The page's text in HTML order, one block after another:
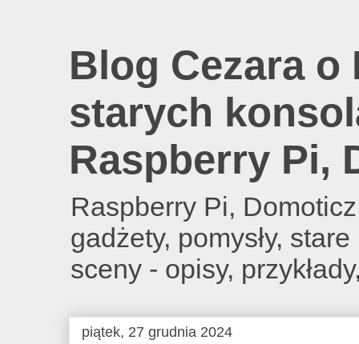
Blog Cezara o
starych
Raspberry Pi,
Raspberry Pi,
gadżety, pomysły,
sceny - opisy,
piątek, 27 grudnia 2024